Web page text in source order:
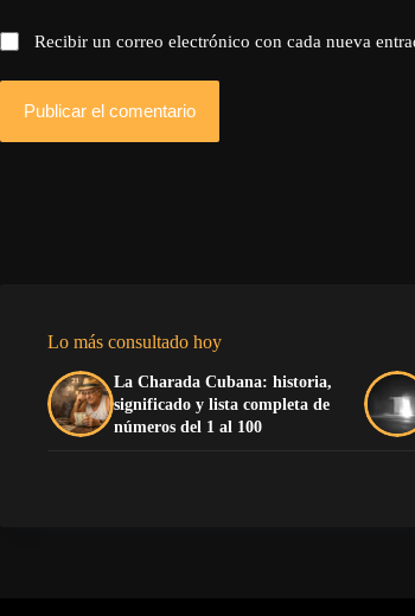
Recibir un correo electrónico con cada nueva
Publicar el comentario
Lo más consultado hoy
La Charada Cubana: historia,
significado y lista completa de
números del 1 al 100